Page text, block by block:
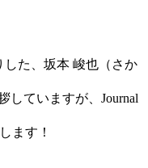
した、坂本 峻也（さか
していますが、Journal
ます！